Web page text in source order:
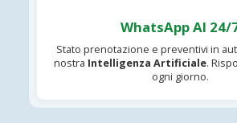
WhatsApp AI 24/
Stato prenotazione e preventivi in
nostra Intelligenza Artificiale.
ogni giorno.